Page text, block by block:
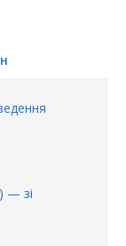
— зі